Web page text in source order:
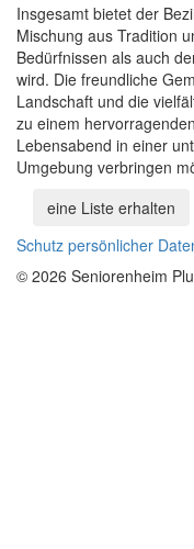
Insgesamt bietet der
Mischung aus Tradition
Bedürfnissen als auch
wird. Die freundliche
Landschaft und die
zu einem
Lebensabend in einer
Umgebung verbringen
eine Liste erhalten
Schutz persönlicher
© 2026 Seniorenheim